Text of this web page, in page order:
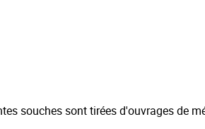
souches sont tirées d'ouvrages de